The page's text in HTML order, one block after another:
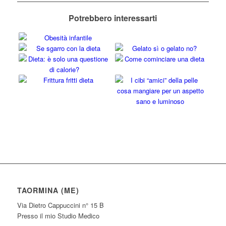
Potrebbero interessarti
TAORMINA (ME)
Via Dietro Cappuccini n° 15 B
Presso il mio Studio Medico